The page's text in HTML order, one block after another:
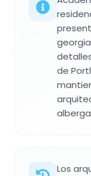
de
Los